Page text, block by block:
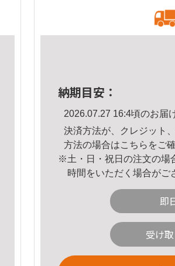
納期目安：
2026.07.27 16:4頃のお届
決済方法が、クレジット
方法の場合はこちら をご
※土・日・祝日の注文の場
時間をいただく場合がご
即
受け